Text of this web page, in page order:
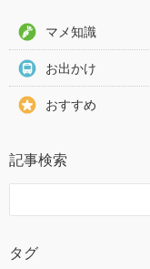
マメ知識
お出かけ
おすすめ
記事検索
タグ